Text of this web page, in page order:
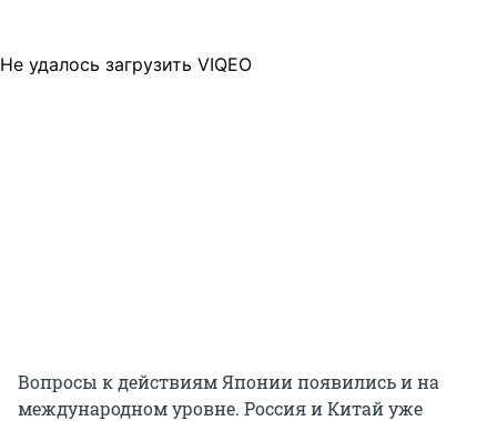
Не удалось загрузить VIQEO
Вопросы к действиям Японии появились и на
международном уровне. Россия и Китай уже